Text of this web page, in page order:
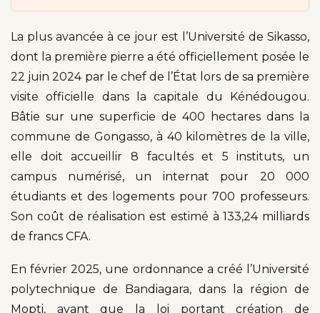
La plus avancée à ce jour est l’Université de Sikasso,
dont la première pierre a été officiellement posée le
22 juin 2024 par le chef de l’État lors de sa première
visite officielle dans la capitale du Kénédougou.
Bâtie sur une superficie de 400 hectares dans la
commune de Gongasso, à 40 kilomètres de la ville,
elle doit accueillir 8 facultés et 5 instituts, un
campus numérisé, un internat pour 20 000
étudiants et des logements pour 700 professeurs.
Son coût de réalisation est estimé à 133,24 milliards
de francs CFA.
En février 2025, une ordonnance a créé l’Université
polytechnique de Bandiagara, dans la région de
Mopti, avant que la loi portant création de